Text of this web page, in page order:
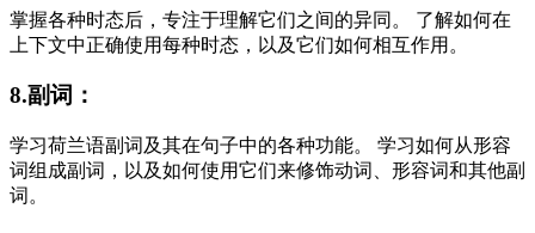
掌握各种时态后，专注于理解它们之间的异同。 了解如何在
上下文中正确使用每种时态，以及它们如何相互作用。
8.副词：
学习荷兰语副词及其在句子中的各种功能。 学习如何从形容
词组成副词，以及如何使用它们来修饰动词、形容词和其他副
词。